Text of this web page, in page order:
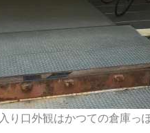
入り口外観はかつての倉庫っ